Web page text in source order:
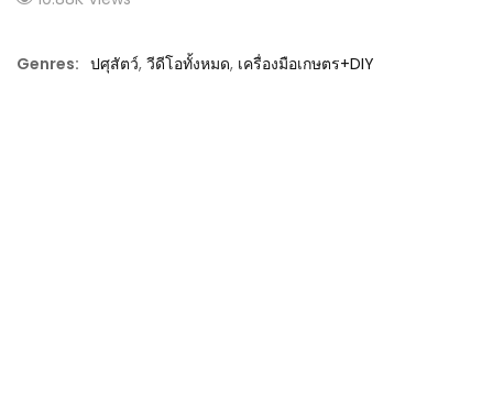
Genres: ปศุสัตว์, วีดีโอทั้งหมด, เครื่องมือเกษตร+DIY